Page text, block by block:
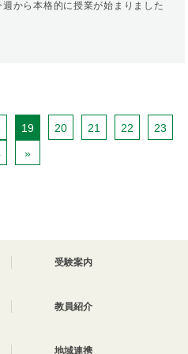
から本格的に授業が始まりました
19 20 21 22
23
»
受験案内
教員紹介
地域連携